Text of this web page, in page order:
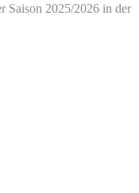
Saison 2025/2026 in der